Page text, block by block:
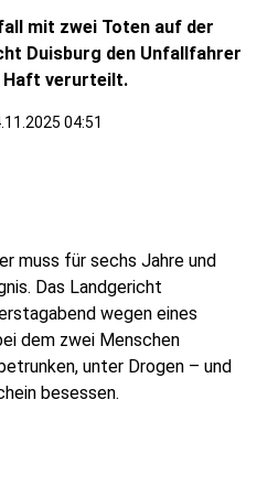
mit zwei Toten auf der
Duisburg den Unfallfahrer
Haft verurteilt.
04:51
muss für sechs Jahre und
Das Landgericht
wegen eines
dem zwei Menschen
unter Drogen – und
besessen.